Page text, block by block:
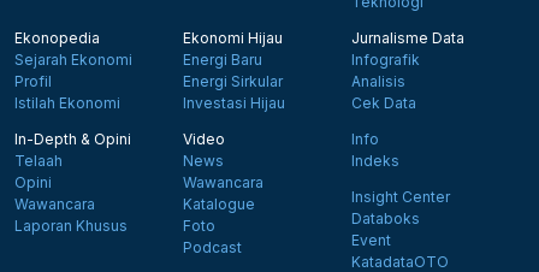
Ekonopedia
Sejarah Ekonomi
Profil
Istilah Ekonomi
Ekonomi Hijau
Energi Baru
Energi Sirkular
Investasi Hijau
Jurnalisme Data
Infografik
Analisis
Cek Data
In-Depth & Opini
Telaah
Opini
Wawancara
Laporan Khusus
Video
News
Wawancara
Katalogue
Foto
Podcast
Info
Indeks
Insight Center
Databoks
Event
KatadataOTO